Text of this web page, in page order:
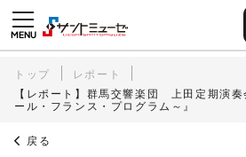
トップ
レポート
【レポート】群馬交響楽団 上田定期演
ール・フランス・プログラム～』
戻る